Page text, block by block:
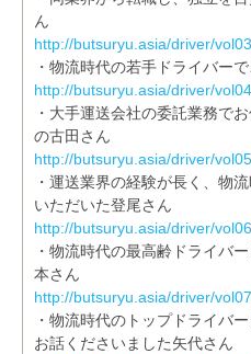
ん
http://butsuryu.asia/driver/
・物流時代の若手ドライバー
http://butsuryu.asia/driver/
・大手運送会社の委託業務で
の古田さん
http://butsuryu.asia/driver/
・運送業界の経験が長く、物
いただいた登尾さん
http://butsuryu.asia/driver/
・物流時代の最高齢ドライバ
本さん
http://butsuryu.asia/driver/
・物流時代のトップドライバ
お話くださいました矢代さん